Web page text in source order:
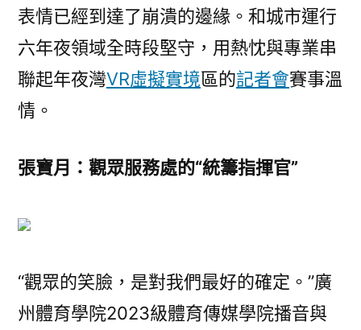
動
年
夜
灣
溫
豚”
的
志
表情已經到達了崩潰的邊緣。和城市運行
六年夜領域全時段堅守，用熱忱與專業串
聯起年夜灣VR虛擬實境區的記者會賽事溫
情。
張寶月：觀眾服務處的“統籌指揮官”
“觀眾的笑臉，是對我們最好的確定。”廣
州體育學院2023級體育傳媒學院播音與